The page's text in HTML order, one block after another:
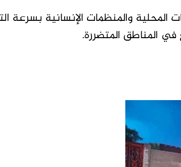
المحلية والمنظمات الإنسانية بسرعة
في المناطق المتضررة.